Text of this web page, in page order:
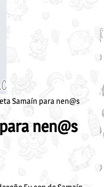
Samaín para nen@s
nen@s